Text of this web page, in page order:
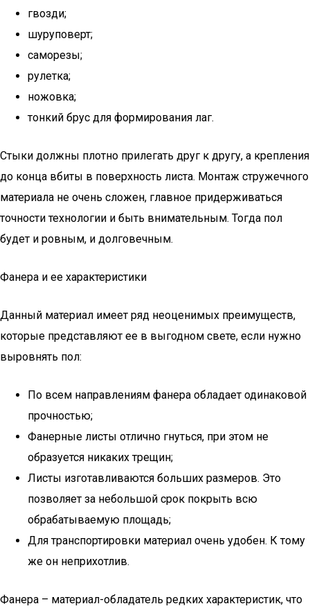
гвозди;
шуруповерт;
саморезы;
рулетка;
ножовка;
тонкий брус для формирования лаг.
Стыки должны плотно прилегать друг к другу, а крепления
до конца вбиты в поверхность листа. Монтаж стружечного
материала не очень сложен, главное придерживаться
точности технологии и быть внимательным. Тогда пол
будет и ровным, и долговечным.
Фанера и ее характеристики
Данный материал имеет ряд неоценимых преимуществ,
которые представляют ее в выгодном свете, если нужно
выровнять пол:
По всем направлениям фанера обладает одинаковой
прочностью;
Фанерные листы отлично гнуться, при этом не
образуется никаких трещин;
Листы изготавливаются больших размеров. Это
позволяет за небольшой срок покрыть всю
обрабатываемую площадь;
Для транспортировки материал очень удобен. К тому
же он неприхотлив.
Фанера – материал-обладатель редких характеристик, что